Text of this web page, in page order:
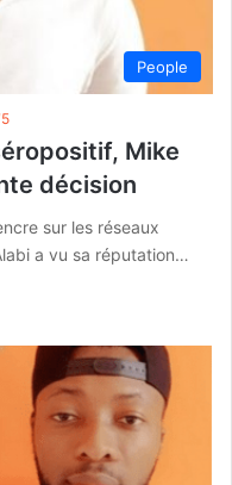
People
Mike
décision
sur les réseaux
a vu sa réputation…